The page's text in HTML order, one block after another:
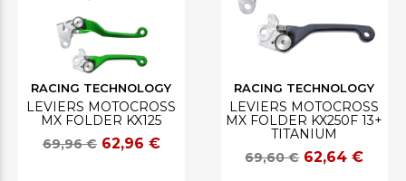
RACING TECHNOLOGY
LEVIERS MOTOCROSS
MX FOLDER KX125
69,96 € 62,96 €
RACING TECHNOLOGY
LEVIERS MOTOCROSS
MX FOLDER KX250F 13+
TITANIUM
69,60 € 62,64 €